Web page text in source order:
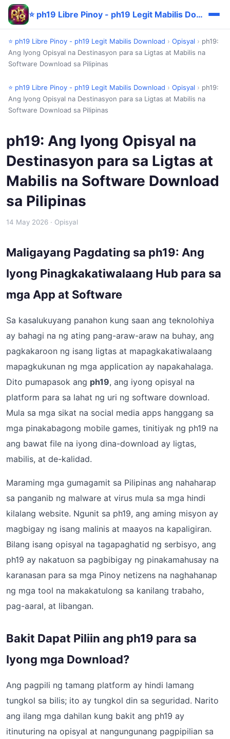
⭐ ph19 Libre Pinoy - ph19 Legit Mabilis Download
⭐ ph19 Libre Pinoy - ph19 Legit Mabilis Download › Opisyal › ph19:
Ang Iyong Opisyal na Destinasyon para sa Ligtas at Mabilis na
Software Download sa Pilipinas
⭐ ph19 Libre Pinoy - ph19 Legit Mabilis Download › Opisyal › ph19:
Ang Iyong Opisyal na Destinasyon para sa Ligtas at Mabilis na
Software Download sa Pilipinas
ph19: Ang Iyong Opisyal na
Destinasyon para sa Ligtas at
Mabilis na Software Download
sa Pilipinas
14 May 2026 · Opisyal
Maligayang Pagdating sa ph19: Ang
Iyong Pinagkakatiwalaang Hub para sa
mga App at Software
Sa kasalukuyang panahon kung saan ang teknolohiya
ay bahagi na ng ating pang-araw-araw na buhay, ang
pagkakaroon ng isang ligtas at mapagkakatiwalaang
mapagkukunan ng mga application ay napakahalaga.
Dito pumapasok ang ph19, ang iyong opisyal na
platform para sa lahat ng uri ng software download.
Mula sa mga sikat na social media apps hanggang sa
mga pinakabagong mobile games, tinitiyak ng ph19 na
ang bawat file na iyong dina-download ay ligtas,
mabilis, at de-kalidad.
Maraming mga gumagamit sa Pilipinas ang nahaharap
sa panganib ng malware at virus mula sa mga hindi
kilalang website. Ngunit sa ph19, ang aming misyon ay
magbigay ng isang malinis at maayos na kapaligiran.
Bilang isang opisyal na tagapaghatid ng serbisyo, ang
ph19 ay nakatuon sa pagbibigay ng pinakamahusay na
karanasan para sa mga Pinoy netizens na naghahanap
ng mga tool na makakatulong sa kanilang trabaho,
pag-aaral, at libangan.
Bakit Dapat Piliin ang ph19 para sa
Iyong mga Download?
Ang pagpili ng tamang platform ay hindi lamang
tungkol sa bilis; ito ay tungkol din sa seguridad. Narito
ang ilang mga dahilan kung bakit ang ph19 ay
itinuturing na opisyal at nangungunang pagpipilian sa